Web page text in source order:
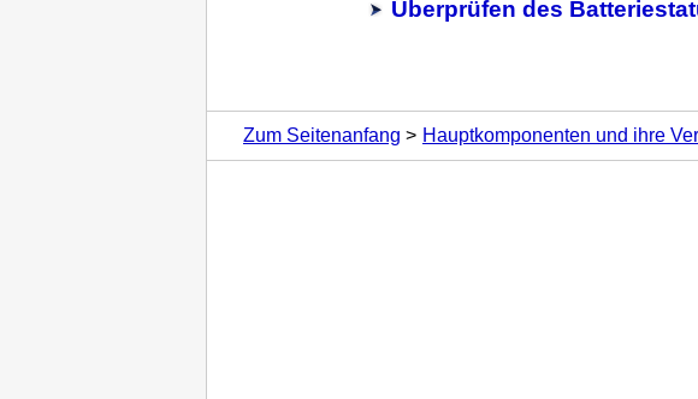
Überprüfen des
Zum Seitenanfang Hauptkomponenten und ihre